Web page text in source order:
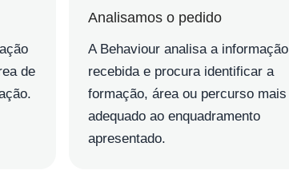
de
Analisamos o pedido
A Behaviour analisa a informação
recebida e procura identificar a
formação, área ou percurso mais
adequado ao enquadramento
apresentado.